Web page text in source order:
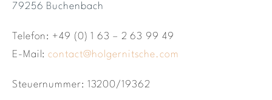
79256 Buchenbach
Telefon: +49 (0) 1 63 – 2 63 99 49
E-Mail:contact@holgernitsche.com
Steuernummer: 13200/19362